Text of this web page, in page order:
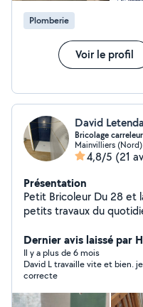
Plomberie
Voir le profil
David
Bricolage
Mainvilliers (Nord)
4,8/5 (21
Présentation
Petit Bricoleur Du 28 et
petits travaux du
de meuble, peinture,
remplacement robinet,
etc......) N'hésitez pas à
renseignements ou devis.
Dernier avis laissé par
Il y a plus de 6 mois
David L travaille vite et bien.
correcte